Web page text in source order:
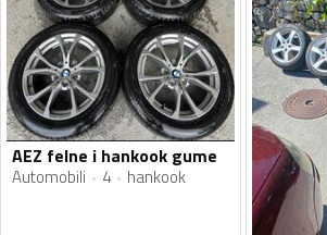
AEZ felne i hankook gume
Automobili 4 hankook